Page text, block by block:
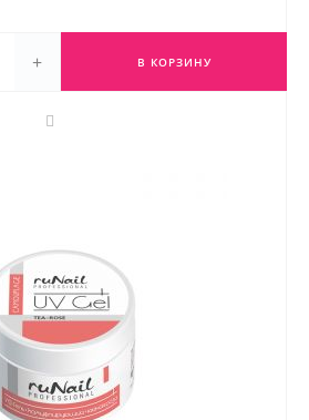
+ В КОРЗИНУ